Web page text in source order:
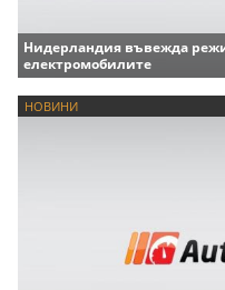
Нидерландия въвежда
електромобилите
НОВИНИ